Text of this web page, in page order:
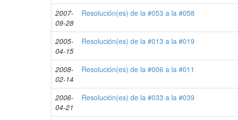
2007-
09-28
Resolución(es) de la #053 a la #058
2005-
04-15
Resolución(es) de la #013 a la #019
2008-
02-14
Resolución(es) de la #006 a la #011
2006-
04-21
Resolución(es) de la #033 a la #039